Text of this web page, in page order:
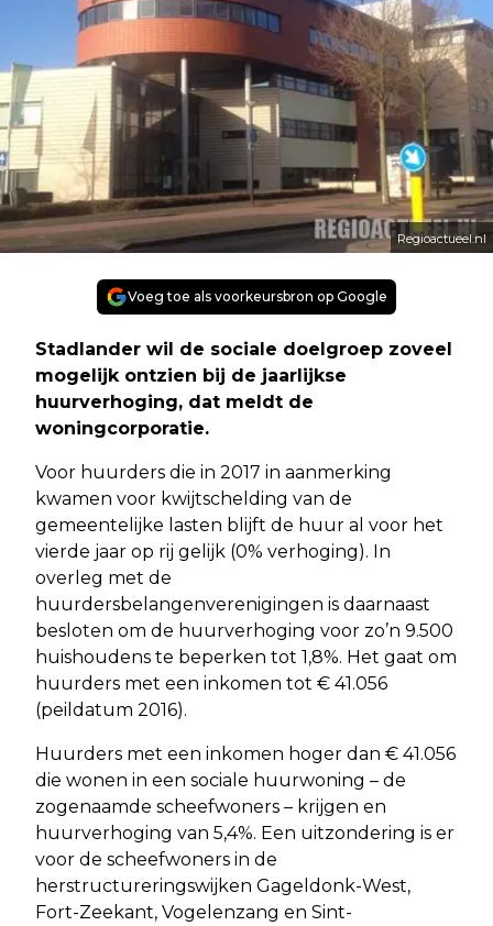
Regioactueel.nl
Voeg toe als voorkeursbron op Google
Stadlander wil de sociale doelgroep zoveel
mogelijk ontzien bij de jaarlijkse
huurverhoging, dat meldt de
woningcorporatie.
Voor huurders die in 2017 in aanmerking
kwamen voor kwijtschelding van de
gemeentelijke lasten blijft de huur al voor het
vierde jaar op rij gelijk (0% verhoging). In
overleg met de
huurdersbelangenverenigingen is daarnaast
besloten om de huurverhoging voor zo’n 9.500
huishoudens te beperken tot 1,8%. Het gaat om
huurders met een inkomen tot € 41.056
(peildatum 2016).
Huurders met een inkomen hoger dan € 41.056
die wonen in een sociale huurwoning – de
zogenaamde scheefwoners – krijgen en
huurverhoging van 5,4%. Een uitzondering is er
voor de scheefwoners in de
herstructureringswijken Gageldonk-West,
Fort-Zeekant, Vogelenzang en Sint-